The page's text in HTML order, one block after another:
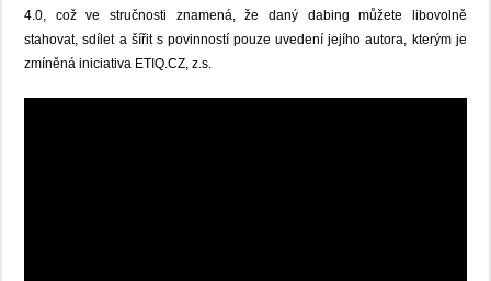
4.0, což ve stručnosti znamená, že daný dabing můžete libovolně
stahovat, sdílet a šířit s povinností pouze uvedení jejího autora, kterým je
zmíněná iniciativa ETIQ.CZ, z.s.